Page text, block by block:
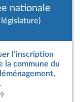
nationale
législature)
l’inscription
la commune du